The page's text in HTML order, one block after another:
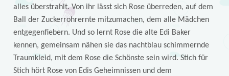
alles überstrahlt. Von ihr lässt sich Rose überreden, auf dem
Ball der Zuckerrohrernte mitzumachen, dem alle Mädchen
entgegenfiebern. Und so lernt Rose die alte Edi Baker
kennen, gemeinsam nähen sie das nachtblau schimmernde
Traumkleid, mit dem Rose die Schönste sein wird. Stich für
Stich hört Rose von Edis Geheimnissen und dem